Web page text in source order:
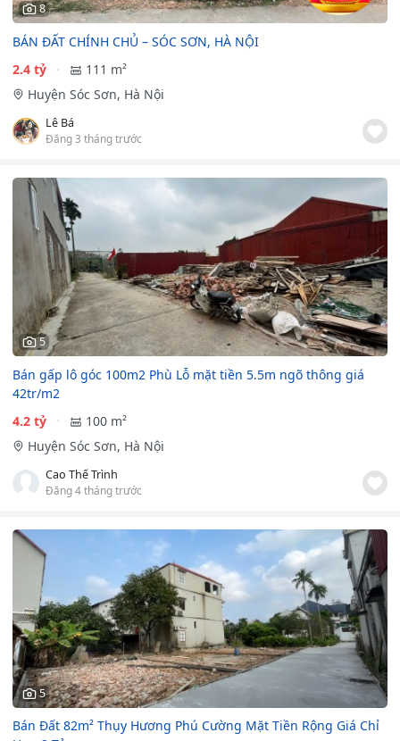
8
BÁN ĐẤT CHÍNH CHỦ – SÓC SƠN, HÀ NỘI
2.4 tỷ
111 m²
Huyện Sóc Sơn, Hà Nội
Lê Bá
Đăng 3 tháng trước
5
Bán gấp lô góc 100m2 Phù Lỗ mặt tiền 5.5m ngõ thông giá
42tr/m2
4.2 tỷ
100 m²
Huyện Sóc Sơn, Hà Nội
Cao Thế Trình
Đăng 4 tháng trước
5
Bán Đất 82m² Thụy Hương Phú Cường Mặt Tiền Rộng Giá Chỉ